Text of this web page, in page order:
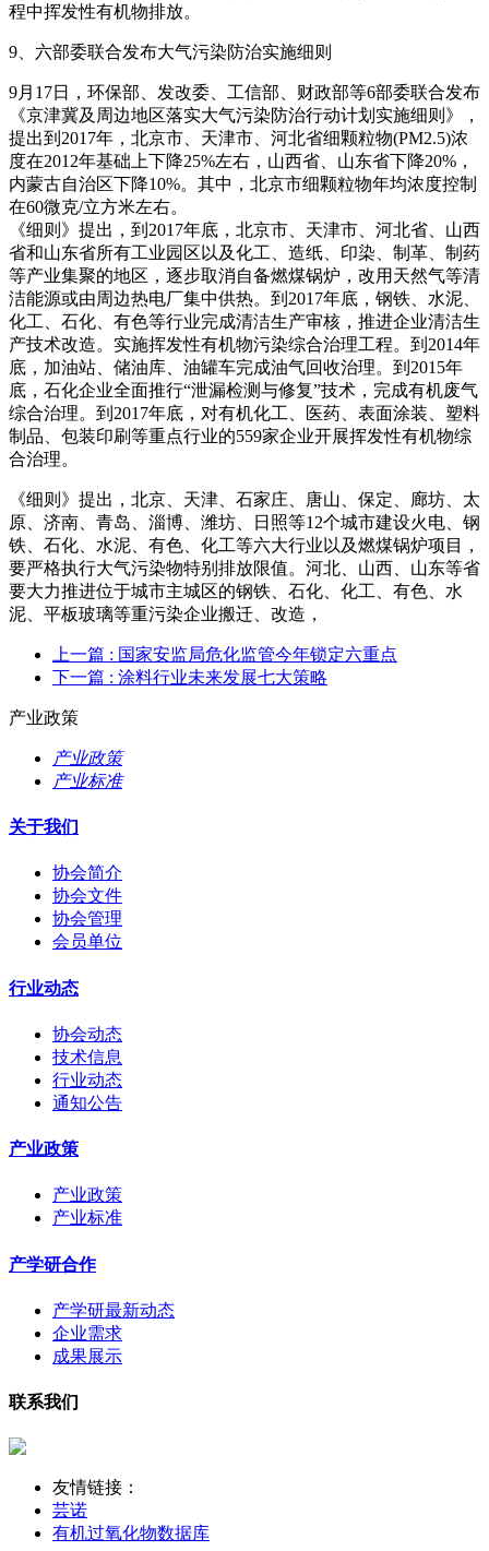
程中挥发性有机物排放。
9、六部委联合发布大气污染防治实施细则
9月17日，环保部、发改委、工信部、财政部等6部委联合发布
《京津冀及周边地区落实大气污染防治行动计划实施细则》，
提出到2017年，北京市、天津市、河北省细颗粒物(PM2.5)浓
度在2012年基础上下降25%左右，山西省、山东省下降20%，
内蒙古自治区下降10%。其中，北京市细颗粒物年均浓度控制
在60微克/立方米左右。
《细则》提出，到2017年底，北京市、天津市、河北省、山西
省和山东省所有工业园区以及化工、造纸、印染、制革、制药
等产业集聚的地区，逐步取消自备燃煤锅炉，改用天然气等清
洁能源或由周边热电厂集中供热。到2017年底，钢铁、水泥、
化工、石化、有色等行业完成清洁生产审核，推进企业清洁生
产技术改造。实施挥发性有机物污染综合治理工程。到2014年
底，加油站、储油库、油罐车完成油气回收治理。到2015年
底，石化企业全面推行“泄漏检测与修复”技术，完成有机废气
综合治理。到2017年底，对有机化工、医药、表面涂装、塑料
制品、包装印刷等重点行业的559家企业开展挥发性有机物综
合治理。
《细则》提出，北京、天津、石家庄、唐山、保定、廊坊、太
原、济南、青岛、淄博、潍坊、日照等12个城市建设火电、钢
铁、石化、水泥、有色、化工等六大行业以及燃煤锅炉项目，
要严格执行大气污染物特别排放限值。河北、山西、山东等省
要大力推进位于城市主城区的钢铁、石化、化工、有色、水
泥、平板玻璃等重污染企业搬迁、改造，
上一篇 : 国家安监局危化监管今年锁定六重点
下一篇 : 涂料行业未来发展七大策略
产业政策
产业政策
产业标准
关于我们
协会简介
协会文件
协会管理
会员单位
行业动态
协会动态
技术信息
行业动态
通知公告
产业政策
产业政策
产业标准
产学研合作
产学研最新动态
企业需求
成果展示
联系我们
友情链接：
芸诺
有机过氧化物数据库